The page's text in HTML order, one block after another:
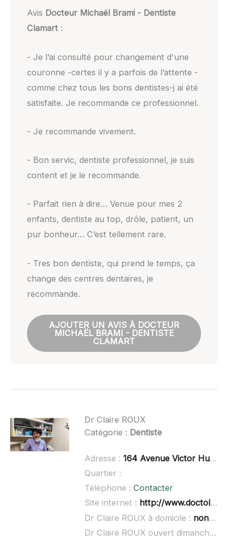
Avis Docteur Michaël Brami - Dentiste
Clamart:
- Je l’ai consulté pour changement d'une
couronne -certes il y a parfois de l’attente -
comme chez tous les bons dentistes-j ai été
satisfaite. Je recommande ce professionnel.
- Je recommande vivement.
- Bon servic, dentiste professionnel, je suis
content et je le recommande.
- Parfait rien à dire… Venue pour mes 2
enfants, dentiste au top, drôle, patient, un
pur bonheur… C’est tellement rare.
- Tres bon dentiste, qui prend le temps, ça
change des centres dentaires, je
recommande.
AJOUTER UN AVIS À DOCTEUR
MICHAËL BRAMI - DENTISTE
CLAMART
Dr Claire ROUX
Catégorie : Dentiste
Adresse : 164 Avenue Victor Hugo, 92140 Clamart
Quartier :
Téléphone : Contacter
Site internet : http://www.doctolib.fr/dentiste/clamart/claire-roux
Dr Claire ROUX à domicile : non renseigné
Dr Claire ROUX ouvert dimanche :